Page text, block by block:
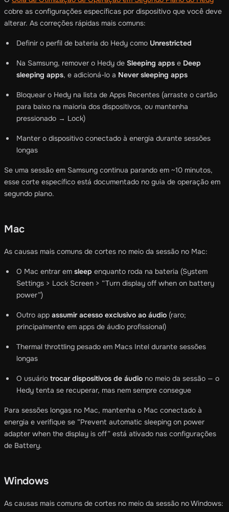
cobre as configurações específicas por dispositivo que você deve
alterar. As correções rápidas mais comuns:
Definir o perfil de bateria do Hedy como Unrestricted
Na Samsung, remover o Hedy de Sleeping apps e Deep
sleeping apps, e adicioná-lo a Never sleeping apps
Bloquear o Hedy na lista de Apps Recentes (arraste o cartão
para baixo na maioria dos dispositivos, ou mantenha
pressionado → Lock)
Manter o dispositivo conectado à energia durante sessões
longas
Se uma sessão em Samsung continua parando em ~10 minutos,
esse corte específico está documentado no guia de operação em
segundo plano.
Mac
As causas mais comuns de cortes no meio da sessão no Mac:
O Mac entrar em sleep enquanto roda na bateria (System
Settings > Lock Screen > “Turn display off when on battery
power”)
Outro app assumir acesso exclusivo ao áudio (raro;
principalmente em apps de áudio profissional)
Thermal throttling pesado em Macs Intel durante sessões
longas
O usuário trocar dispositivos de áudio no meio da sessão — o
Hedy tenta se recuperar, mas nem sempre consegue
Para sessões longas no Mac, mantenha o Mac conectado à
energia e verifique se “Prevent automatic sleeping on power
adapter when the display is off” está ativado nas configurações
de Battery.
Windows
As causas mais comuns de cortes no meio da sessão no Windows: